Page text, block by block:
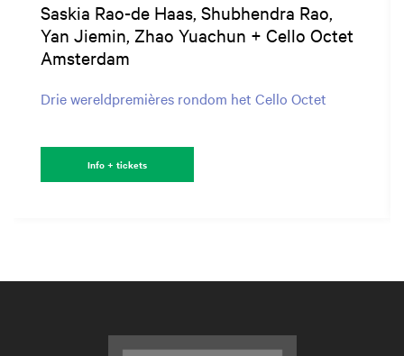
Saskia Rao-de Haas, Shubhendra Rao,
Yan Jiemin, Zhao Yuachun + Cello Octet
Amsterdam
Drie wereldpremières rondom het Cello Octet
Info + tickets